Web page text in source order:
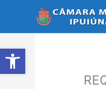
Abrir a barra de ferramentas